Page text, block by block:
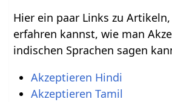
Hier ein paar Links zu
erfahren kannst, wie man
indischen Sprachen sagen
Akzeptieren Hindi
Akzeptieren Tamil